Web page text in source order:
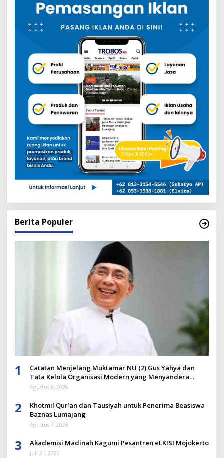
Berita Populer
1
Catatan Menjelang Muktamar NU (2) Gus Yahya dan
Tata Kelola Organisasi Modern yang Menyandera
Dirinya
Agustus 8, 2026
2
Khotmil Qur’an dan Tausiyah untuk Penerima Beasiswa
Baznas Lumajang
Agustus 7, 2026
3 Akademisi Madinah Kagumi Pesantren eLKISI Mojokerto
Juli 31, 2026